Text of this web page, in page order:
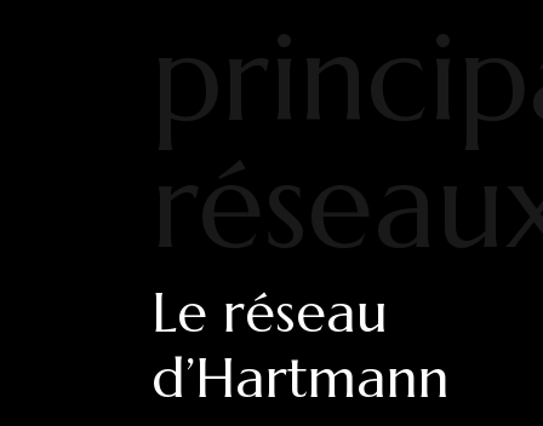
Le réseau
d’Hartmann